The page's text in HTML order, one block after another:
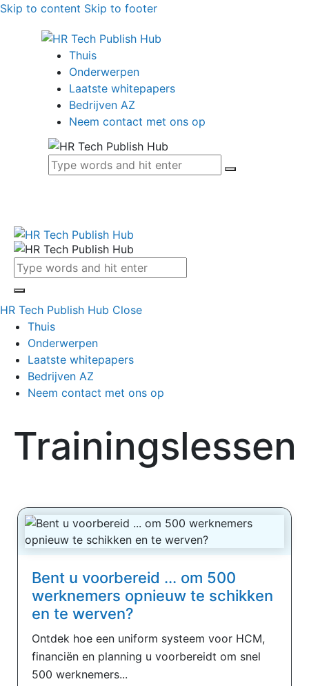
Skip to content Skip to footer
Thuis
Onderwerpen
Laatste whitepapers
Bedrijven AZ
Neem contact met ons op
HR Tech Publish Hub Close
Thuis
Onderwerpen
Laatste whitepapers
Bedrijven AZ
Neem contact met ons op
Trainingslessen
Bent u voorbereid ... om 500
werknemers opnieuw te schikken
en te werven?
Ontdek hoe een uniform systeem voor HCM,
financiën en planning u voorbereidt om snel
500 werknemers...